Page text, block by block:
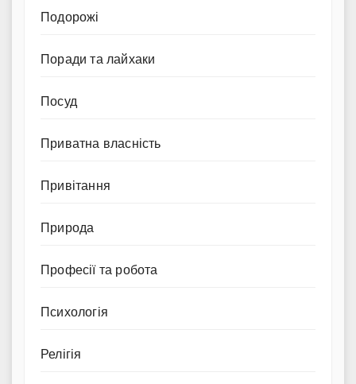
Подорожі
Поради та лайхаки
Посуд
Приватна власність
Привітання
Природа
Професії та робота
Психологія
Релігія